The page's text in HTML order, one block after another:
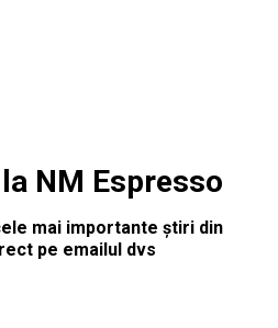
NM Espresso
mai importante știri din
pe emailul dvs